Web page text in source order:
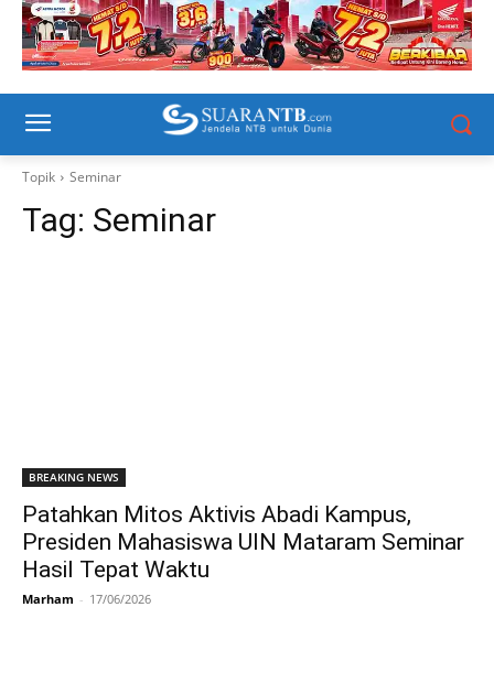
Topik Seminar
Tag: Seminar
BREAKING NEWS
Patahkan Mitos Aktivis Abadi Kampus,
Presiden Mahasiswa UIN Mataram Seminar
Hasil Tepat Waktu
Marham - 17/06/2026